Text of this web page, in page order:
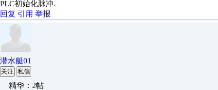
PLC初始化脉冲.
回复 引用 举报
潜水艇01
关注 私信
精华：2帖